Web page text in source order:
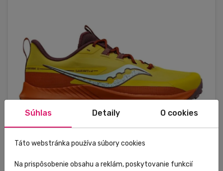
Súhlas Detaily O cookies
Táto webstránka používa súbory cookies
Na prispôsobenie obsahu a reklám, poskytovanie funkcií